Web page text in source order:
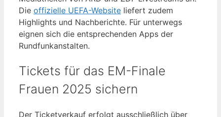
Die offizielle UEFA-Website liefert zudem
Highlights und Nachberichte. Für unterwegs
eignen sich die entsprechenden Apps der
Rundfunkanstalten.
Tickets für das EM-Finale
Frauen 2025 sichern
Der Ticketverkauf erfolgt ausschließlich über